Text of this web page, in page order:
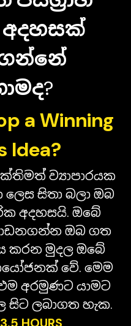
අදහසක්
?
a Winning
Idea?
ව්‍යාපාරයක
සිතා බලා ඔබ
අදහසයි. ඔබේ
ඔබ ගත
කරන මුදල ඔබේ
වේ. මෙම
අරමුණට යාමට
සිට ලබාගත හැක.